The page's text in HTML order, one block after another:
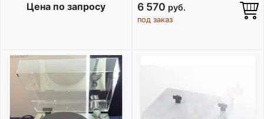
Цена по запросу
6 570 руб.
под заказ